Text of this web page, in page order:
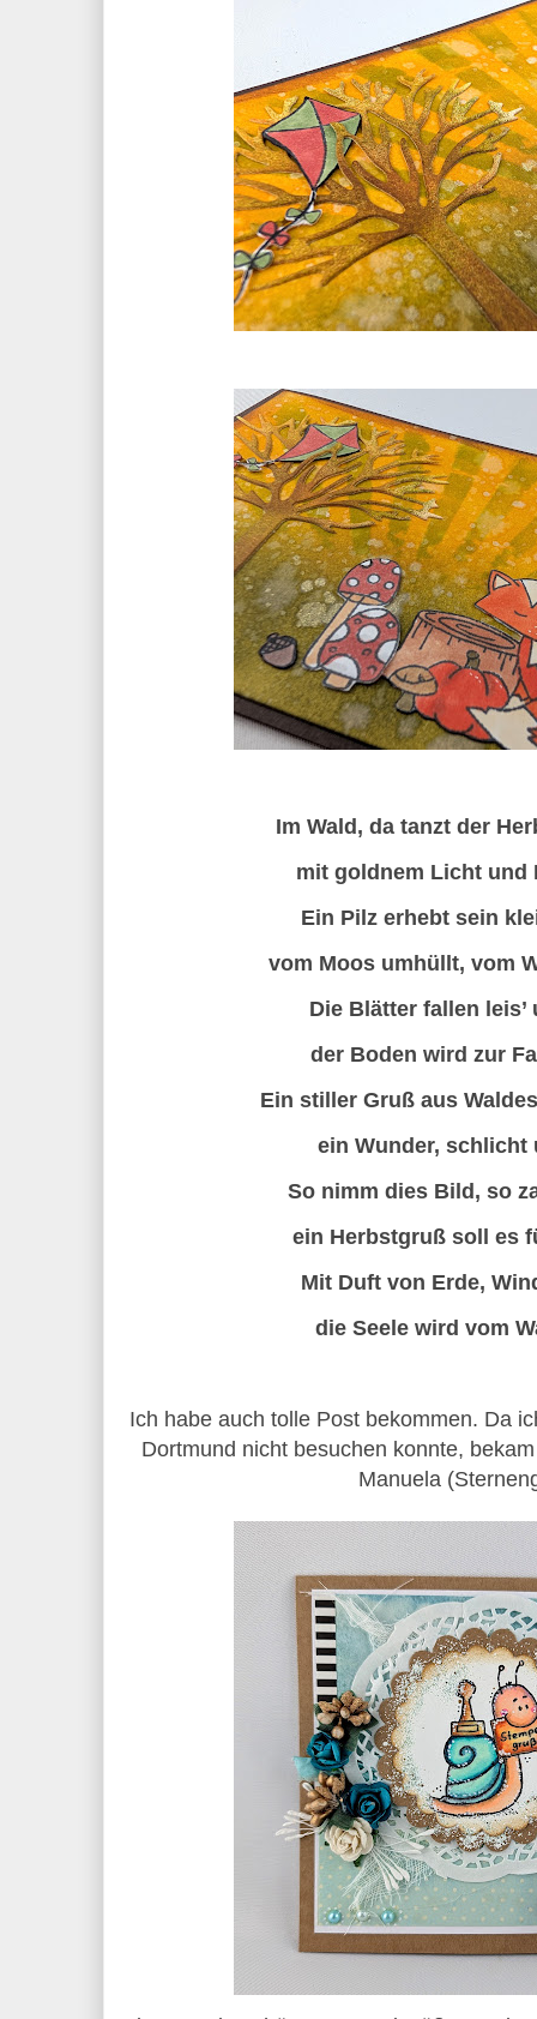
Im Wald, da tanzt der
mit goldnem Licht und
Ein Pilz erhebt sein
vom Moos umhüllt, vom
Die Blätter fallen leis’
der Boden wird zur
Ein stiller Gruß aus
ein Wunder, schlicht
So nimm dies Bild, so
ein Herbstgruß soll es
Mit Duft von Erde,
die Seele wird vom
Ich habe auch tolle Post bekommen. Da
Dortmund nicht besuchen konnte,
Manuela